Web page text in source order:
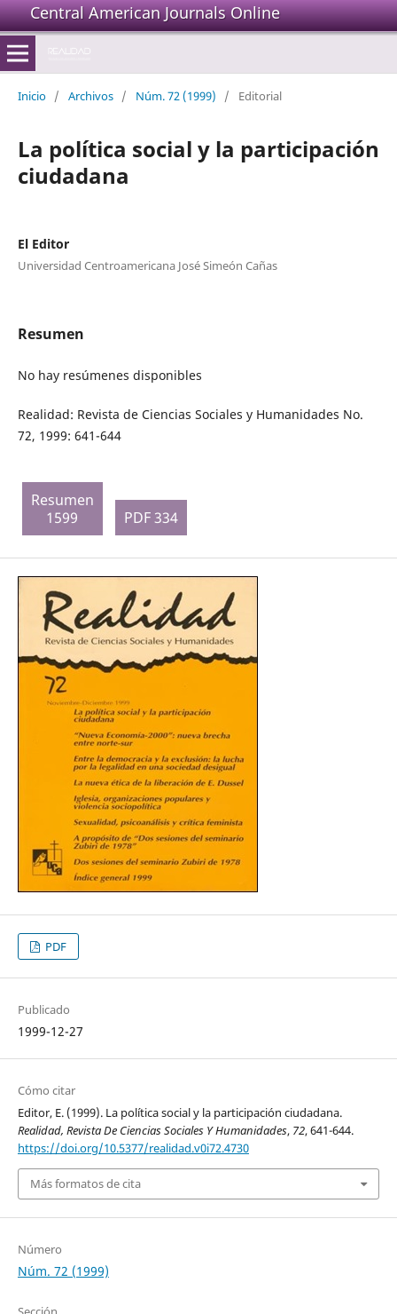
Central American Journals Online
Inicio / Archivos / Núm. 72 (1999) / Editorial
La política social y la participación
ciudadana
El Editor
Universidad Centroamericana José Simeón Cañas
Resumen
No hay resúmenes disponibles
Realidad: Revista de Ciencias Sociales y Humanidades No.
72, 1999: 641-644
Resumen
1599
PDF 334
PDF
Publicado
1999-12-27
Cómo citar
Editor, E. (1999). La política social y la participación ciudadana.
Realidad, Revista De Ciencias Sociales Y Humanidades, 72, 641-644.
https://doi.org/10.5377/realidad.v0i72.4730
Más formatos de cita
Número
Núm. 72 (1999)